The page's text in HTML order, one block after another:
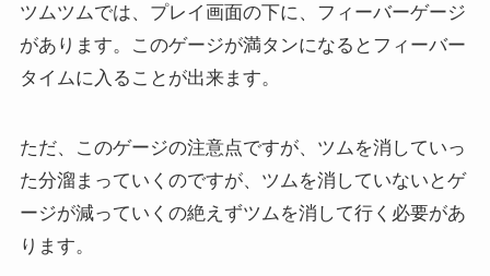
ツムツムでは、プレイ画面の下に、フィーバーゲージ
があります。このゲージが満タンになるとフィーバー
タイムに入ることが出来ます。
ただ、このゲージの注意点ですが、ツムを消していっ
た分溜まっていくのですが、ツムを消していないとゲ
ージが減っていくの絶えずツムを消して行く必要があ
ります。